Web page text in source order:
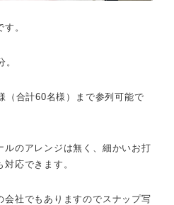
。
（合計60名様）まで参列可能で
ルのアレンジは無く、細かいお打
応できます。
会社でもありますのでスナップ写